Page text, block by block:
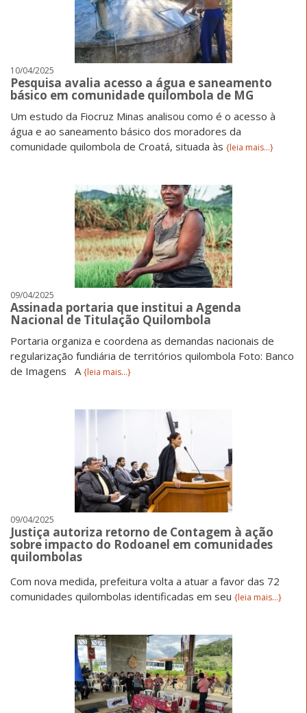
10/04/2025
Pesquisa avalia acesso a água e saneamento
básico em comunidade quilombola de MG
Um estudo da Fiocruz Minas analisou como é o acesso à
água e ao saneamento básico dos moradores da
comunidade quilombola de Croatá, situada às {leia mais...}
09/04/2025
Assinada portaria que institui a Agenda
Nacional de Titulação Quilombola
Portaria organiza e coordena as demandas nacionais de
regularização fundiária de territórios quilombola Foto: Banco
de Imagens A{leia mais...}
09/04/2025
Justiça autoriza retorno de Contagem à ação
sobre impacto do Rodoanel em comunidades
quilombolas
Com nova medida, prefeitura volta a atuar a favor das 72
comunidades quilombolas identificadas em seu {leia mais...}